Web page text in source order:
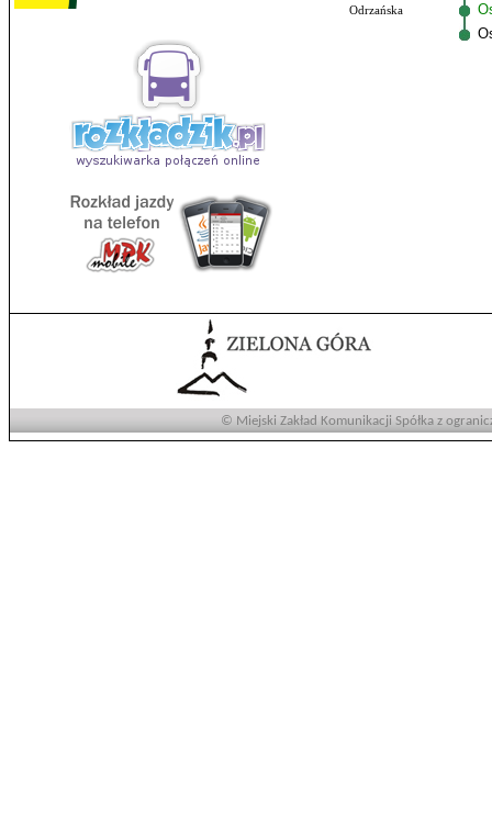
Odrzańska
© Miejski Zakład Komunikacji Spółka z